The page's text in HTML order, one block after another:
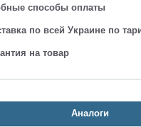
способы оплаты
по всей Украине по
на товар
Аналоги